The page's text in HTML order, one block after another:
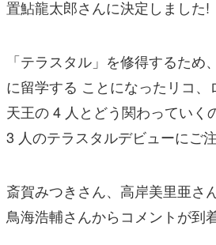
置鮎龍太郎さんに決定しました!
「テラスタル」を修得するため
に留学する ことになったリコ
天王の 4 人とどう関わっていく
3 人のテラスタルデビューにご
斎賀みつきさん、高岸美里亜さ
鳥海浩輔さんからコメントが到